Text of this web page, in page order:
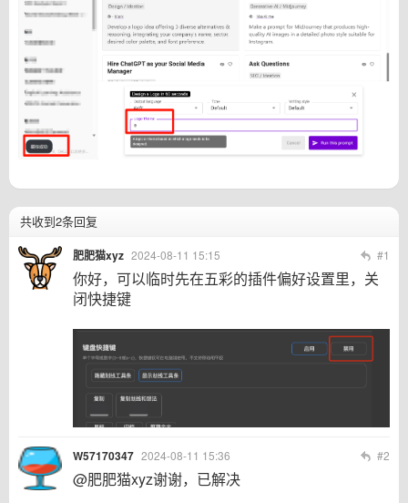
共收到2条回复
肥肥猫xyz 2024-08-11 15:15 #1
你好，可以临时先在五彩的插件偏好设置里，关
闭快捷键
W57170347 2024-08-11 15:36 #2
@肥肥猫xyz谢谢，已解决